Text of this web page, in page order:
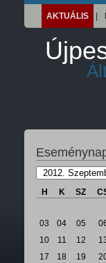
AKTUÁLIS
H K SZ
03
04 05
10
11 12
17
18 19